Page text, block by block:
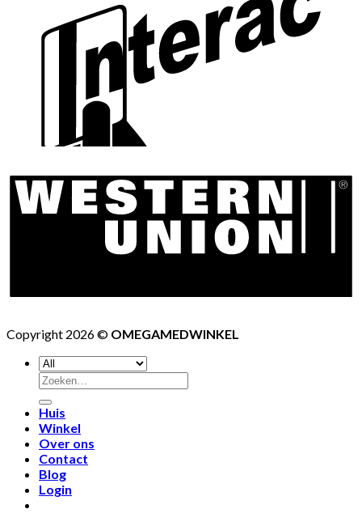
Copyright 2026 © OMEGAMEDWINKEL
Huis
Winkel
Over ons
Contact
Blog
Login